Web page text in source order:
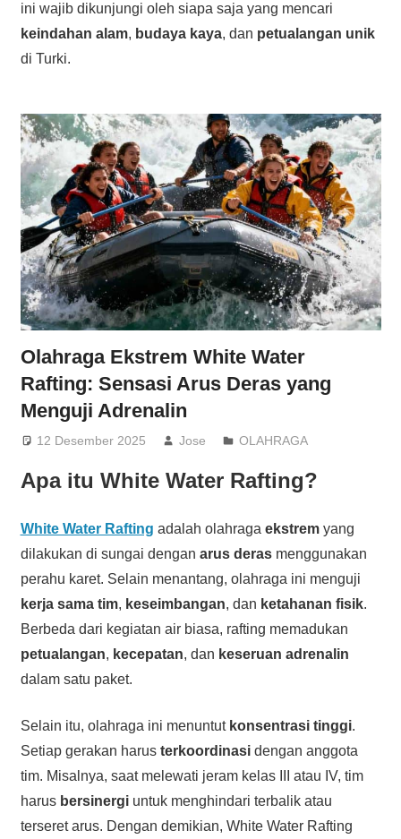
ini wajib dikunjungi oleh siapa saja yang mencari
keindahan alam, budaya kaya, dan petualangan unik
di Turki.
Olahraga Ekstrem White Water
Rafting: Sensasi Arus Deras yang
Menguji Adrenalin
12 Desember 2025 Jose OLAHRAGA
Apa itu White Water Rafting?
White Water Rafting adalah olahraga ekstremyang
dilakukan di sungai dengan arus derasmenggunakan
perahu karet. Selain menantang, olahraga ini menguji
kerja sama tim, keseimbangan, dan ketahanan fisik.
Berbeda dari kegiatan air biasa, rafting memadukan
petualangan, kecepatan, dan keseruan adrenalin
dalam satu paket.
Selain itu, olahraga ini menuntut konsentrasi tinggi.
Setiap gerakan harus terkoordinasidengan anggota
tim. Misalnya, saat melewati jeram kelas III atau IV, tim
harus bersinergiuntuk menghindari terbalik atau
terseret arus. Dengan demikian, White Water Rafting